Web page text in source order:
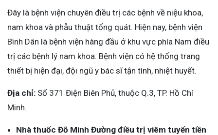
Đây là bệnh viện chuyên điều trị các bệnh về niệu khoa,
nam khoa và phẫu thuật tổng quát. Hiện nay, bệnh viện
Bình Dân là bệnh viện hàng đầu ở khu vực phía Nam điều
trị các bệnh lý nam khoa. Bệnh viện có hệ thống trang
thiết bị hiện đại, đội ngũ y bác sĩ tận tình, nhiệt huyết.
Địa chỉ: Số 371 Điện Biên Phủ, thuộc Q.3, TP. Hồ Chí
Minh.
Nhà thuốc Đỗ Minh Đường điều trị viêm tuyến tiền